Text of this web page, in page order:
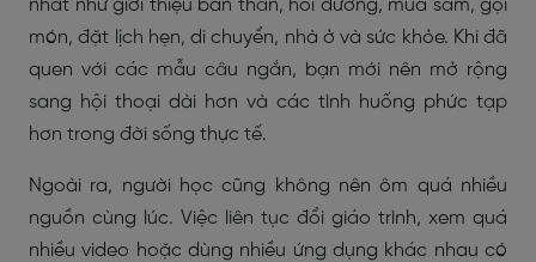
nhất như giới thiệu bản thân, hỏi đường, mua sắm, gọi
món, đặt lịch hẹn, di chuyển, nhà ở và sức khỏe. Khi đã
quen với các mẫu câu ngắn, bạn mới nên mở rộng
sang hội thoại dài hơn và các tình huống phức tạp
hơn trong đời sống thực tế.
Ngoài ra, người học cũng không nên ôm quá nhiều
nguồn cùng lúc. Việc liên tục đổi giáo trình, xem quá
nhiều video hoặc dùng nhiều ứng dụng khác nhau có